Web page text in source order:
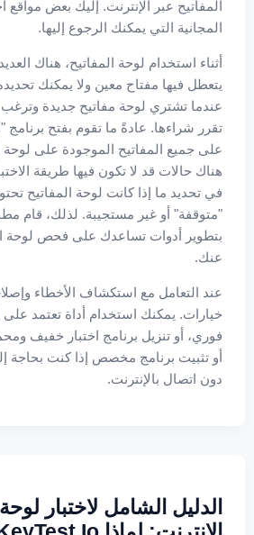
المفاتيح عبر الإنترنت. إليك بعض مواقع
المجانية التي يمكنك الرجوع إليها.
أثناء استخدام لوحة المفاتيح، هناك
يتعطل فيها مفتاح معين ولا يمكنك
عندما تشتري لوحة مفاتيح جديدة وترغب
تقرر شراءها. عادةً ما تقوم بفتح
على جميع المفاتيح الموجودة على لوحة
هناك حالات قد لا تكون فيها طريقة
في تحديد ما إذا كانت لوحة المفاتيح
"متوقفة" أو غير مستجيبة. لذلك، قام
بتطوير أدوات تساعدك على فحص لوحة
عنك.
عند التعامل مع استكشاف الأخطاء
خيارات. يمكنك استخدام أداة تعتمد
فوري، أو تنزيل برنامج اختبار خفيف
أو تثبيت برنامج مخصص إذا كنت بحاجة
دون اتصال بالإنترنت.
الدليل الشامل لاختبار